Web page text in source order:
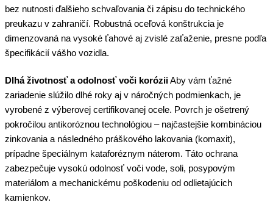
bez nutnosti ďalšieho schvaľovania či zápisu do technického
preukazu v zahraničí. Robustná oceľová konštrukcia je
dimenzovaná na vysoké ťahové aj zvislé zaťaženie, presne podľa
špecifikácií vášho vozidla.
Dlhá životnosť a odolnosť voči koróziiAby vám ťažné
zariadenie slúžilo dlhé roky aj v náročných podmienkach, je
vyrobené z výberovej certifikovanej ocele. Povrch je ošetrený
pokročilou antikoróznou technológiou – najčastejšie kombináciou
zinkovania a následného práškového lakovania (komaxit),
prípadne špeciálnym kataforéznym náterom. Táto ochrana
zabezpečuje vysokú odolnosť voči vode, soli, posypovým
materiálom a mechanickému poškodeniu od odlietajúcich
kamienkov.